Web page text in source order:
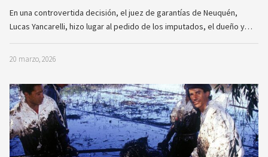
En una controvertida decisión, el juez de garantías de Neuquén,
Lucas Yancarelli, hizo lugar al pedido de los imputados, el dueño y…
20 marzo, 2026